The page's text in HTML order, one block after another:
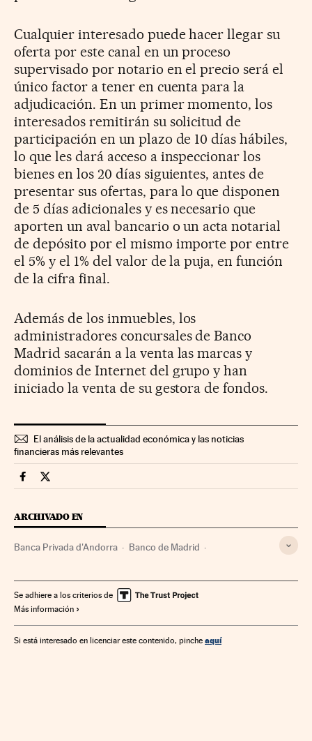
Cualquier interesado puede hacer llegar su
oferta por este canal en un proceso
supervisado por notario en el precio será el
único factor a tener en cuenta para la
adjudicación. En un primer momento, los
interesados remitirán su solicitud de
participación en un plazo de 10 días hábiles,
lo que les dará acceso a inspeccionar los
bienes en los 20 días siguientes, antes de
presentar sus ofertas, para lo que disponen
de 5 días adicionales y es necesario que
aporten un aval bancario o un acta notarial
de depósito por el mismo importe por entre
el 5% y el 1% del valor de la puja, en función
de la cifra final.
Además de los inmuebles, los
administradores concursales de Banco
Madrid sacarán a la venta las marcas y
dominios de Internet del grupo y han
iniciado la venta de su gestora de fondos.
El análisis de la actualidad económica y las noticias
financieras más relevantes
Mercados Financieros Cinco Días en Facebook
Mercados Financieros Cinco Días en Twitter
ARCHIVADO EN
Banca Privada d'Andorra Banco de Madrid
Empresas Banca Urbanismo Finanzas
Se adhiere a los criterios de
Más información
Si está interesado en licenciar este contenido, pinche aquí